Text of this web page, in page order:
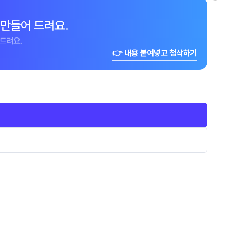
들어 드려요.
려요.
👉 내용 붙여넣고 첨삭하기